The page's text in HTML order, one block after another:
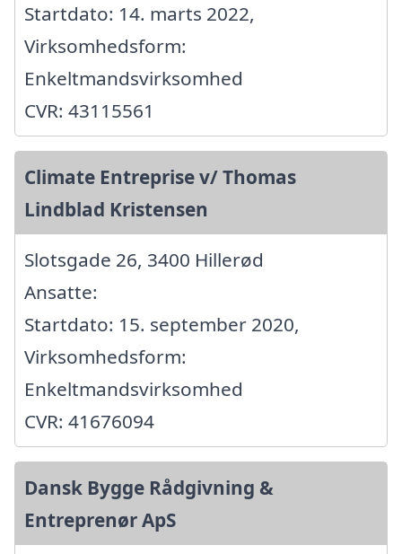
Startdato: 14. marts 2022,
Virksomhedsform:
Enkeltmandsvirksomhed
CVR: 43115561
Climate Entreprise v/ Thomas
Lindblad Kristensen
Slotsgade 26, 3400 Hillerød
Ansatte:
Startdato: 15. september 2020,
Virksomhedsform:
Enkeltmandsvirksomhed
CVR: 41676094
Dansk Bygge Rådgivning &
Entreprenør ApS